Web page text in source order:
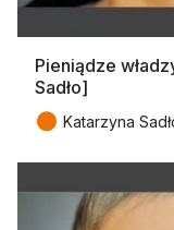
Pieniądze
Sadło]
● Katarzyna